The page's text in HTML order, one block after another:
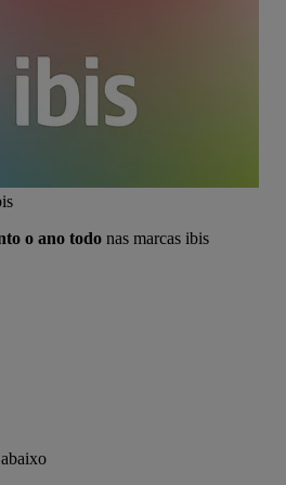
o ano todo nas marcas ibis